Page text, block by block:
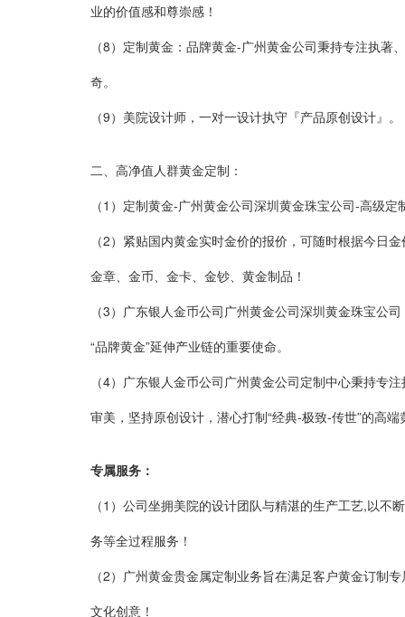
业的价值感和尊崇感！
（8） 定制黄金：品牌黄金-广州黄金公司秉持专注执著
奇。
（9）美院设计师，一对一设计执守『产品原创设计』。
二、高净值人群黄金定制：
（1）定制黄金-广州黄金公司深圳黄金珠宝公司-高级定
（2）紧贴国内黄金实时金价的报价，可随时根据今日
金章、金币、金卡、金钞、黄金制品！
（3）广东银人金币公司广州黄金公司深圳黄金珠宝公
“品牌黄金”延伸产业链的重要使命。
（4）广东银人金币公司广州黄金公司定制中心秉持专
审美，坚持原创设计，潜心打制“经典-极致-传世”的高端
专属服务：
（1） 公司坐拥美院的设计团队与精湛的生产工艺,以不
务等全过程服务！
（2） 广州黄金贵金属定制业务旨在满足客户黄金订制
文化创意！